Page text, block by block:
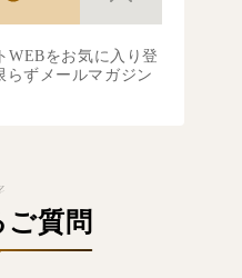
WEBをお気に入り登
らずメールマガジン
質問